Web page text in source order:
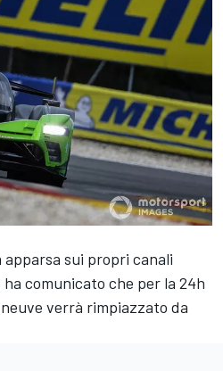
sui propri canali
ha comunicato che per la 24h
verrà rimpiazzato da